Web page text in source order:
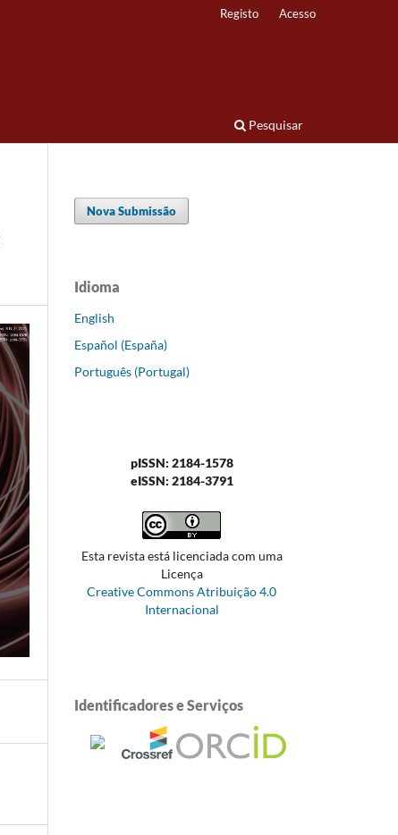
Pesquisar
Registo Acesso
Nova Submissão
Idioma
English
Español (España)
Português (Portugal)
pISSN: 2184-1578
eISSN: 2184-3791
Esta revista está licenciada com uma
Licença
Creative Commons Atribuição 4.0
Internacional
Identificadores e Serviços